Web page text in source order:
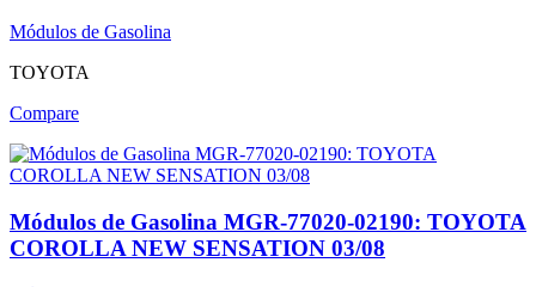
Módulos de Gasolina
TOYOTA
Compare
Módulos de Gasolina MGR-77020-02190: TOYOTA
COROLLA NEW SENSATION 03/08